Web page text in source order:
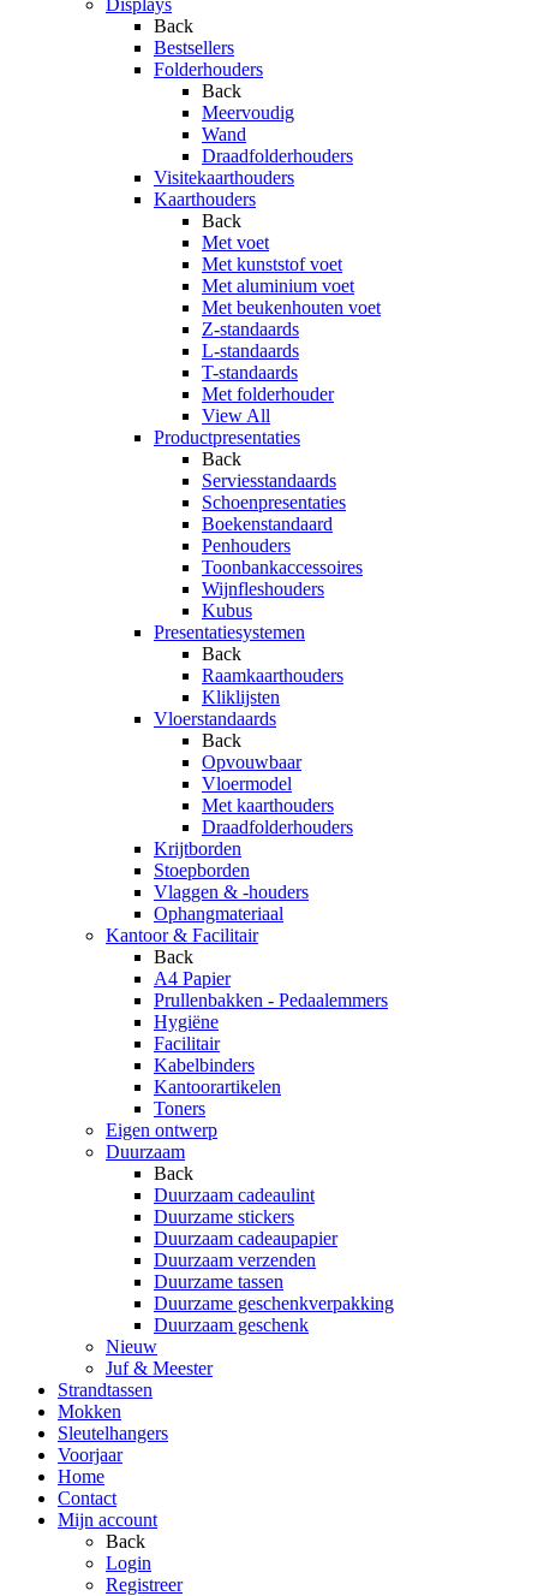
Displays
Back
Bestsellers
Folderhouders
Back
Meervoudig
Wand
Draadfolderhouders
Visitekaarthouders
Kaarthouders
Back
Met voet
Met kunststof voet
Met aluminium voet
Met beukenhouten voet
Z-standaards
L-standaards
T-standaards
Met folderhouder
View All
Productpresentaties
Back
Serviesstandaards
Schoenpresentaties
Boekenstandaard
Penhouders
Toonbankaccessoires
Wijnfleshouders
Kubus
Presentatiesystemen
Back
Raamkaarthouders
Kliklijsten
Vloerstandaards
Back
Opvouwbaar
Vloermodel
Met kaarthouders
Draadfolderhouders
Krijtborden
Stoepborden
Vlaggen & -houders
Ophangmateriaal
Kantoor & Facilitair
Back
A4 Papier
Prullenbakken - Pedaalemmers
Hygiëne
Facilitair
Kabelbinders
Kantoorartikelen
Toners
Eigen ontwerp
Duurzaam
Back
Duurzaam cadeaulint
Duurzame stickers
Duurzaam cadeaupapier
Duurzaam verzenden
Duurzame tassen
Duurzame geschenkverpakking
Duurzaam geschenk
Nieuw
Juf & Meester
Strandtassen
Mokken
Sleutelhangers
Voorjaar
Home
Contact
Mijn account
Back
Login
Registreer